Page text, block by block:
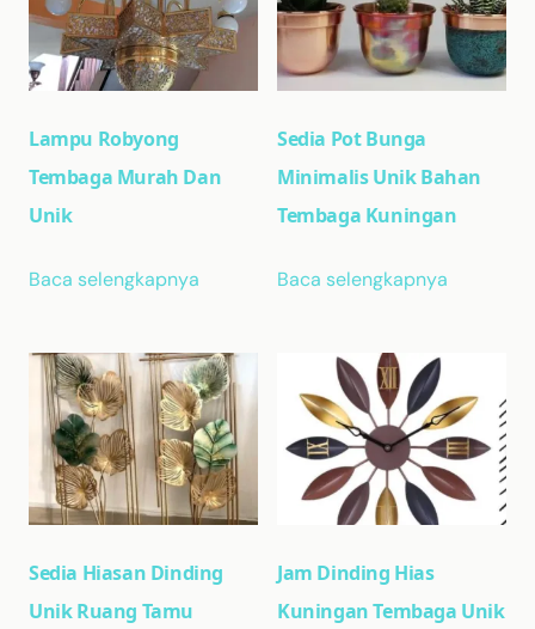
Lampu Robyong
Tembaga Murah Dan
Unik
Baca selengkapnya
Sedia Pot Bunga
Minimalis Unik Bahan
Tembaga Kuningan
Baca selengkapnya
Sedia Hiasan Dinding
Unik Ruang Tamu
Jam Dinding Hias
Kuningan Tembaga Unik